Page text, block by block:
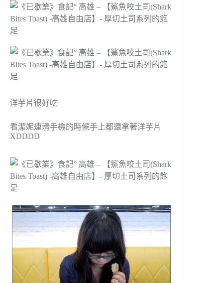
洋芋片很好吃
看潔妮連滑手機的時候手上都還拿著洋芋片
XDDDD